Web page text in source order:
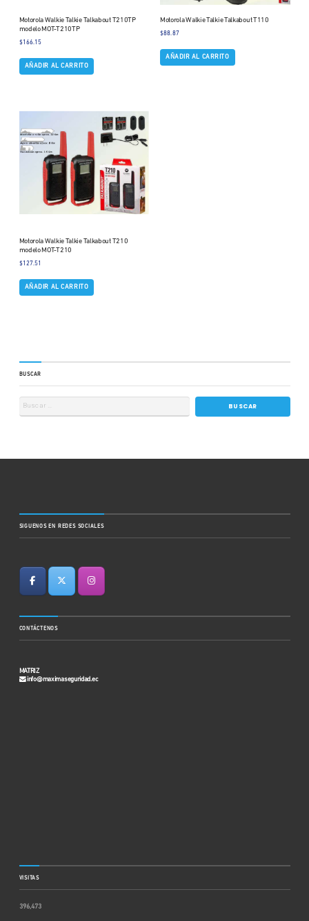
Motorola Walkie Talkie Talkabout T210TP
modelo MOT-T210TP
$166.15
AÑADIR AL CARRITO
Motorola Walkie Talkie Talkabout T110
$88.87
AÑADIR AL CARRITO
Motorola Walkie Talkie Talkabout T210
modelo MOT-T210
$127.51
AÑADIR AL CARRITO
BUSCAR
SIGUENOS EN REDES SOCIALES
CONTÁCTENOS
MATRIZ
info@maximaseguridad.ec
VISITAS
396,473